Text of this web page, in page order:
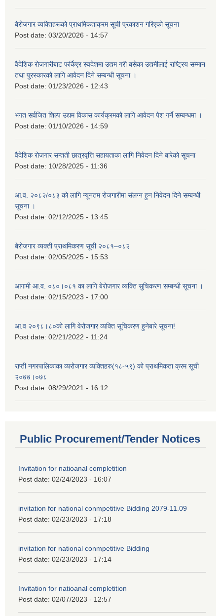
बेरोजगार व्यक्तिहरूको प्राथमिकताक्रम सूची प्रकाशन गरिएको सूचना
Post date: 03/20/2026 - 14:57
वैदेशिक रोजगारीबाट फर्किएर स्वदेशमा उद्यम गरी बसेका उद्यमीलाई राष्ट्रिय सम्मान
तथा पुरस्कारको लागि आवेदन दिने सम्बन्धी सूचना ।
Post date: 01/23/2026 - 12:43
भगत सर्वजित शिल्प उद्यम विकास कार्यक्रमको लागि आवेदन पेश गर्ने सम्बन्धमा ।
Post date: 01/10/2026 - 14:59
वैदेशिक रोजगार सन्तती छात्रवृत्ति सहायताका लागि निवेदन दिने बारेको सूचना
Post date: 10/28/2025 - 11:36
आ.व. २०८२/०८३ को लागि न्यूनतम रोजगारीमा संलग्न हुन निवेदन दिने सम्बन्धी
सूचना ।
Post date: 02/12/2025 - 13:45
बेरोजगार व्यक्ती प्राथमिकरण सूची २०८१–०८२
Post date: 02/05/2025 - 15:53
आगामी आ.व. ०८०।०८१ का लागि बेरोजगार व्यक्ति सुचिकरण सम्बन्धी सूचना ।
Post date: 02/15/2023 - 17:00
आ.व २०९८।८०को लागि वेरोजगार व्यक्ति सूचिकरण हुनेबारे सूचना!
Post date: 02/21/2022 - 11:24
राप्ती नगरपालिकाका व्यरोजगार व्यक्तिहरु(१८-५९) को प्राथमिकता क्रम सूची
२०७७।०७८
Post date: 08/29/2021 - 16:12
Public Procurement/Tender Notices
Invitation for natioanal completition
Post date: 02/24/2023 - 16:07
invitation for national conmpetitive Bidding 2079-11.09
Post date: 02/23/2023 - 17:18
invitation for national conmpetitive Bidding
Post date: 02/23/2023 - 17:14
Invitation for natioanal completition
Post date: 02/07/2023 - 12:57